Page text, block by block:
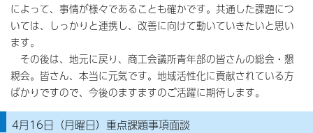
によって、事情が様々であることも確かです。共通した課題につ
いては、しっかりと連携し、改善に向けて動いていきたいと思い
ます。
その後は、地元に戻り、商工会議所青年部の皆さんの総会・懇
親会。皆さん、本当に元気です。地域活性化に貢献されている方
ばかりですので、今後のますますのご活躍に期待します。
4月16日（月曜日）重点課題事項面談